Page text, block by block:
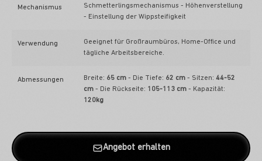
Mechanismus
Schmetterlingsmechanismus - Höhenverstellung
- Einstellung der Wippsteifigkeit
Verwendung
Geeignet für Großraumbüros, Home-Office und
tägliche Arbeitsbereiche.
Abmessungen Breite: 65 cm - Die Tiefe: 62 cm - Sitzen: 44-52
cm - Die Rückseite: 105-113 cm - Kapazität:
120kg
Angebot erhalten